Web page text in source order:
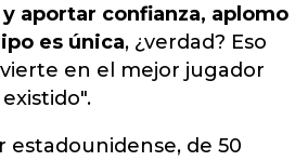
aportar confianza, aplomo
es única, ¿verdad? Eso
en el mejor jugador
estadounidense, de 50